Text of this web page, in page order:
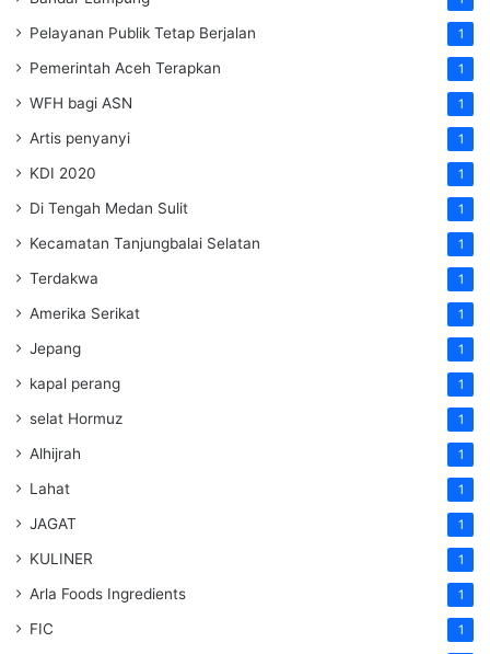
Pelayanan Publik Tetap Berjalan 1
Pemerintah Aceh Terapkan 1
WFH bagi ASN 1
Artis penyanyi 1
KDI 2020 1
Di Tengah Medan Sulit 1
Kecamatan Tanjungbalai Selatan 1
Terdakwa 1
Amerika Serikat 1
Jepang 1
kapal perang 1
selat Hormuz 1
Alhijrah 1
Lahat 1
JAGAT 1
KULINER 1
Arla Foods Ingredients 1
FIC 1